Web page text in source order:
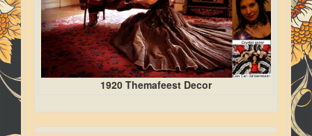
1920 Themafeest Decor